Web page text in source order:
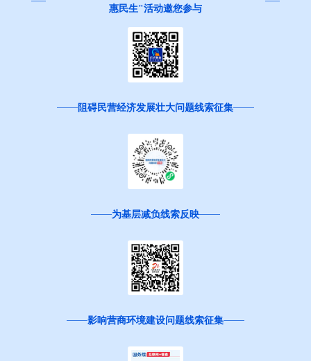
惠民生"活动邀您参与
阻碍民营经济发展壮大问题线索征集
为基层减负线索反映
影响营商环境建设问题线索征集